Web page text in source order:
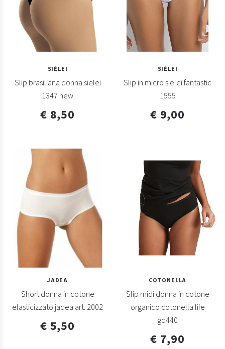
SIÈLEI
Slip brasiliana donna sielei
1347 new
€ 8,50
SIÈLEI
Slip in micro sielei fantastic
1555
€ 9,00
JADEA
Short donna in cotone
elasticizzato jadea art. 2002
€ 5,50
COTONELLA
Slip midi donna in cotone
organico cotonella life
gd440
€ 7,90